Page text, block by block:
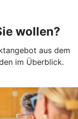
wollen?
aus dem
im Überblick.